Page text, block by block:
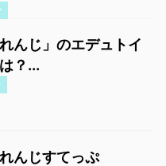
んじ」のエデュトイ
？...
んじすてっぷ